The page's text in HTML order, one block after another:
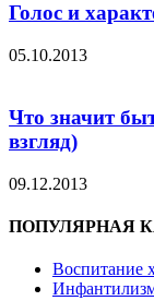
Голос и
05.10.2013
Что значит
взгляд)
09.12.2013
ПОПУЛЯРНАЯ
Воспитание